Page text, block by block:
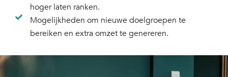
hoger laten ranken.
Mogelijkheden om nieuwe doelgroepen te
bereiken en extra omzet te genereren.